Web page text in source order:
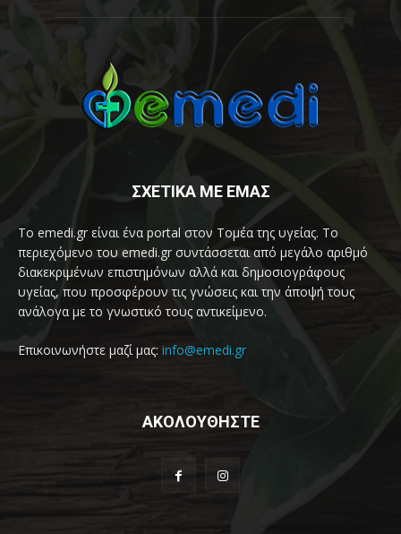
ΣΧΕΤΙΚΑ ΜΕ ΕΜΑΣ
Το emedi.gr είναι ένα portal στον Τομέα της υγείας. Το
περιεχόμενο του emedi.gr συντάσσεται από μεγάλο αριθμό
διακεκριμένων επιστημόνων αλλά και δημοσιογράφους
υγείας, που προσφέρουν τις γνώσεις και την άποψή τους
ανάλογα με το γνωστικό τους αντικείμενο.
Επικοινωνήστε μαζί μας: info@emedi.gr
ΑΚΟΛΟΥΘΗΣΤΕ